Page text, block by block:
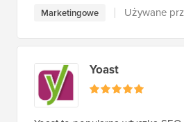
Marketingowe
Yoast